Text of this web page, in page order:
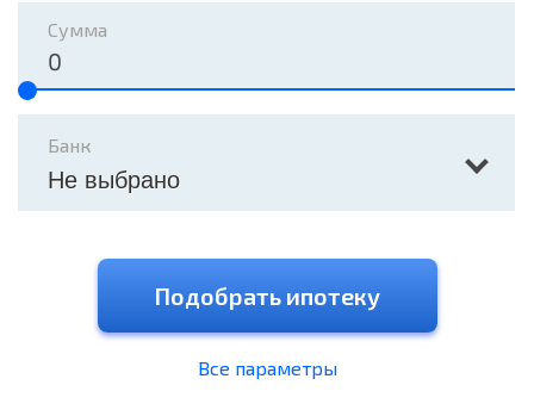
Сумма
Банк
Не выбрано
Подобрать ипотеку
Все параметры